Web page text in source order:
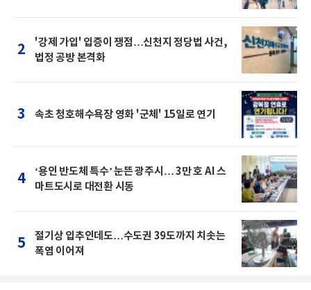
2
'강제 가입' 입증이 쟁점…신천지 정당법 사건,
법정 공방 본격화
3 속초 청호해수욕장 영화 '군체' 15일로 연기
4
‘용인 반도체 특수’ 눈뜬 광주시… 3만 호 AI 스
마트도시로 대전환 시동
5
절기상 입추인데도…수도권 39도까지 치솟는
폭염 이어져